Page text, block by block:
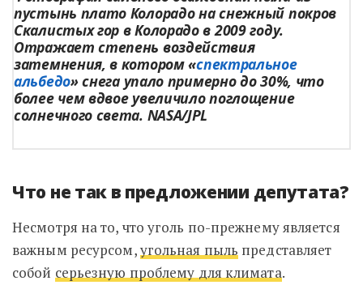
пустынь плато Колорадо на снежный покров
Скалистых гор в Колорадо в 2009 году.
Отражает степень воздействия
затемнения, в котором «спектральное
альбедо» снега упало примерно до 30%, что
более чем вдвое увеличило поглощение
солнечного света. NASA/JPL
Что не так в предложении депутата?
Несмотря на то, что уголь по-прежнему является
важным ресурсом,угольная пыль представляет
собой серьезную проблему для климата.